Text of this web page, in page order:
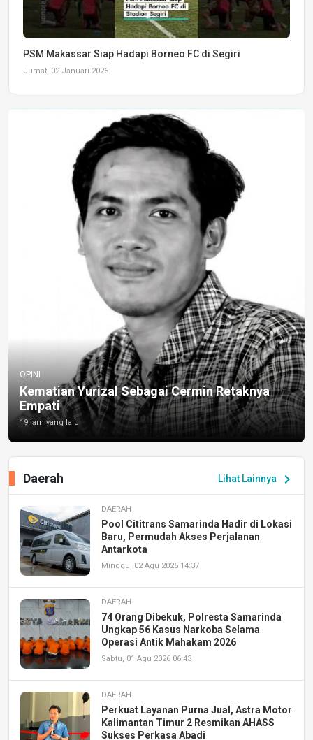
PSM Makassar Siap Hadapi Borneo FC di Segiri
Jumat, 02 Januari 2026
OPINI
Kematian Yurizal Sebagai Cermin Retaknya
Empati
19 jam yang lalu
Lihat Lainnya chevron_right
Daerah
DAERAH
Pool Cititrans Samarinda Hadir di Lokasi
Baru, Permudah Akses Perjalanan
Antarkota
Minggu, 02 Agu 2026 14:37
DAERAH
74 Orang Dibekuk, Polresta Samarinda
Ungkap 56 Kasus Narkoba Selama
Operasi Antik Mahakam 2026
Sabtu, 01 Agu 2026 06:43
DAERAH
Perkuat Layanan Purna Jual, Astra Motor
Kalimantan Timur 2 Resmikan AHASS
Sukses Perkasa Abadi